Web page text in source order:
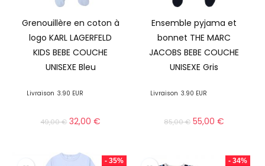
Grenouillère en coton à
logo KARL LAGERFELD
KIDS BEBE COUCHE
UNISEXE Bleu
Livraison 3.90 EUR
49,00€ 32,00€
Ensemble pyjama et
bonnet THE MARC
JACOBS BEBE COUCHE
UNISEXE Gris
Livraison 3.90 EUR
85,00€ 55,00€
- 35% - 34%